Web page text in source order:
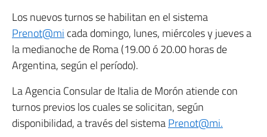
Los nuevos turnos se habilitan en el sistema
Prenot@mi cada domingo, lunes, miércoles y jueves a
la medianoche de Roma (19.00 ó 20.00 horas de
Argentina, según el período).
La Agencia Consular de Italia de Morón atiende con
turnos previos los cuales se solicitan, según
disponibilidad, a través del sistemaPrenot@mi.